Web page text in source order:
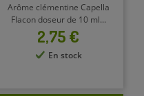
Arôme clémentine Capella
Flacon doseur de 10 ml...
Prix
2,75 €
En stock